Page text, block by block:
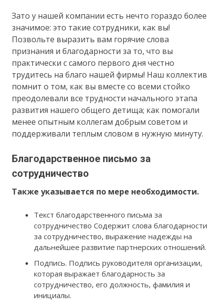
Зато у нашей компании есть нечто гораздо более
значимое: это такие сотрудники, как вы!
Позвольте выразить вам горячие слова
признания и благодарности за то, что вы
практически с самого первого дня честно
трудитесь на благо нашей фирмы! Наш коллектив
помнит о том, как вы вместе со всеми стойко
преодолевали все трудности начального этапа
развития нашего общего детища; как помогали
менее опытным коллегам добрым советом и
поддерживали теплым словом в нужную минуту.
Благодарственное письмо за
сотрудничество
Также указывается по мере необходимости.
Текст благодарственного письма за
сотрудничество Содержит слова благодарности
за сотрудничество, выражение надежды на
дальнейшее развитие партнерских отношений.
Подпись. Подпись руководителя организации,
которая выражает благодарность за
сотрудничество, его должность, фамилия и
инициалы.